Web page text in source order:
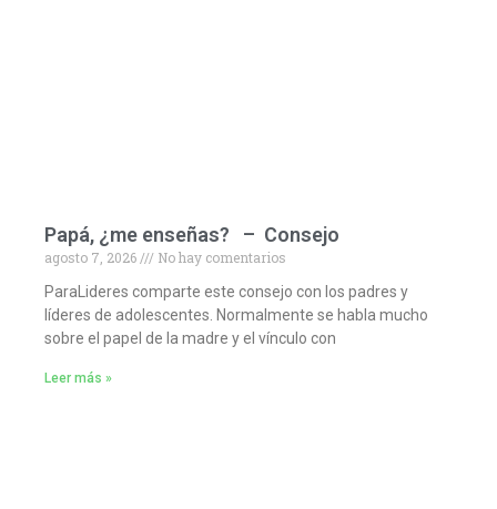
Papá, ¿me enseñas? – Consejo
agosto 7, 2026
No hay comentarios
ParaLideres comparte este consejo con los padres y
líderes de adolescentes. Normalmente se habla mucho
sobre el papel de la madre y el vínculo con
Leer más »